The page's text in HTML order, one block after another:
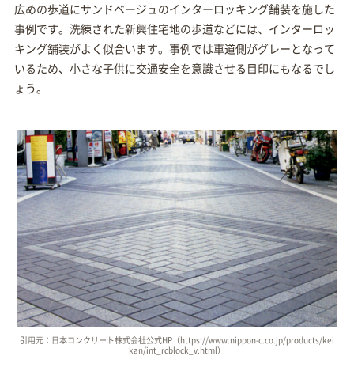
広めの歩道にサンドベージュのインターロッキング舗装を施した
事例です。洗練された新興住宅地の歩道などには、インターロッ
キング舗装がよく似合います。事例では車道側がグレーとなって
いるため、小さな子供に交通安全を意識させる目印にもなるでし
ょう。
引用元：日本コンクリート株式会社公式HP（https://www.nippon-c.co.jp/products/kei
kan/int_rcblock_v.html）